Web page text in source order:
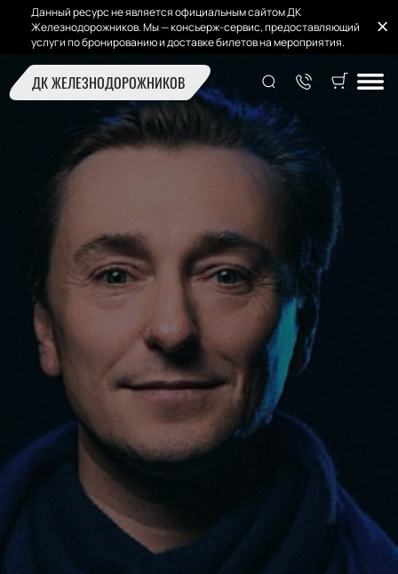
Данный ресурс не является официальным сайтом ДК
Железнодорожников. Мы — консьерж-сервис, предоставляющий
услуги по бронированию и доставке билетов на мероприятия.
ДК ЖЕЛЕЗНОДОРОЖНИКОВ